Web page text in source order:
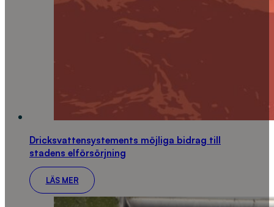
Dricksvattensystements möjliga bidrag till
stadens elförsörjning
LÄS MER